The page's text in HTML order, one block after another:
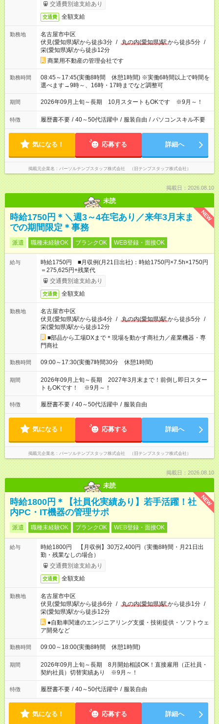
交通費別途支給あり
交通費 全額支給
勤務地
名古屋市中区
伏見(愛知県)駅から徒歩3分 / 丸の内(愛知県)駅から徒歩5分 /
栄(愛知県)駅から徒歩12分
商業用不動産の管理会社です
勤務時間
08:45～17:45(実働8時間 休憩1時間) ※実働6時間以上で時間を
選べます→9時～、16時・17時までなど調整可
期間 2026年09月上旬～長期 10月スタートもOKです ※9月～！
特徴 履歴書不要 / 40～50代活躍中 / 服装自由 / パソコンスキル不要
気になる！ 応募する 詳細へ
掲載元企業名 パーソルテンプスタッフ株式会社 （旧テンプスタッフ株式会社）
掲載日：2026.08.10
未読
NEW
時給1750円＊＼週3～4在宅あり／来年3月末ま
での期間限定＊事務
派遣 職種未経験OK ブランクOK WEB登録・面接OK
給与
時給1750円 ■月収例(月21日出社)：時給1750円×7.5h×1750円
＝275,625円+残業代
交通費別途支給あり
交通費 全額支給
勤務地
名古屋市中区
伏見(愛知県)駅から徒歩4分 / 丸の内(愛知県)駅から徒歩5分 /
栄(愛知県)駅から徒歩12分
■部品から工場DXまで＊現場を動かす商社力／産業機器・専
門商社
勤務時間 09:00～17:30(実働7時間30分 休憩1時間)
期間
2026年09月上旬～長期 2027年3月末まで！前倒し即日スター
トもOKです！ ※9月～！
特徴 履歴書不要 / 40～50代活躍中 / 服装自由
気になる！ 応募する 詳細へ
掲載元企業名 パーソルテンプスタッフ株式会社 （旧テンプスタッフ株式会社）
掲載日：2026.08.10
未読
NEW
時給1800円＊【社員化実績あり】若手活躍！社
内PC・IT機器の管理サポ
派遣 職種未経験OK ブランクOK WEB登録・面接OK
給与
時給1800円 【月収例】30万2,400円（実働8時間・月21日出
勤・残業なしの場合）
交通費別途支給あり
交通費 全額支給
勤務地
名古屋市中区
伏見(愛知県)駅から徒歩6分 / 丸の内(愛知県)駅から徒歩1分 /
栄(愛知県)駅から徒歩12分
●自動車関連のエンジニアリング支援・技術提供・ソフトウェ
ア開発など
勤務時間 09:00～18:00(実働8時間 休憩1時間)
期間
2026年09月上旬～長期 8月開始相談OK！直接雇用（正社員・
契約社員）切替実績あり ※9月～！
特徴 履歴書不要 / 40～50代活躍中 / 服装自由
気になる！ 応募する 詳細へ